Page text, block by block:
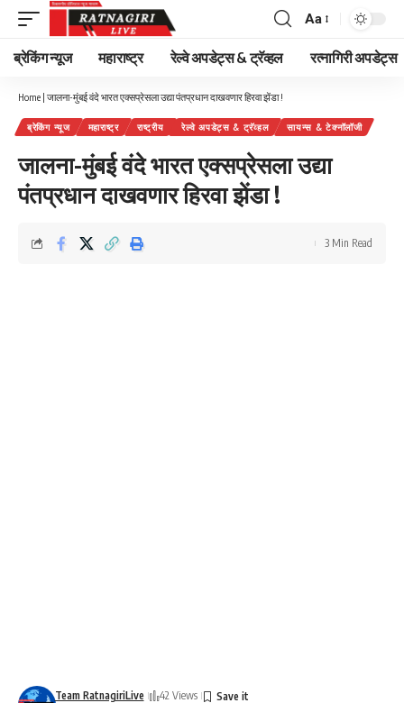
Font
Resizer
Aa
ब्रेकिंग न्यूज महाराष्ट्र रेल्वे अपडेट्स & ट्रॅव्हल रत्नागिरी अपडेट्स
Home | जालना-मुंबई वंदे भारत एक्सप्रेसला उद्या पंतप्रधान दाखवणार हिरवा झेंडा !
ब्रेकिंग न्यूज महाराष्ट्र राष्ट्रीय रेल्वे अपडेट्स & ट्रॅव्हल सायन्स & टेक्नॉलॉजी
जालना-मुंबई वंदे भारत एक्सप्रेसला उद्या
पंतप्रधान दाखवणार हिरवा झेंडा !
Team RatnagiriLive 42 Views
3 Min Read